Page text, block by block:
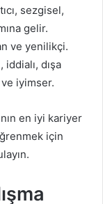
sezgisel,
gelir.
ve yenilikçi.
iddialı, dışa
iyimser.
en iyi kariyer
için